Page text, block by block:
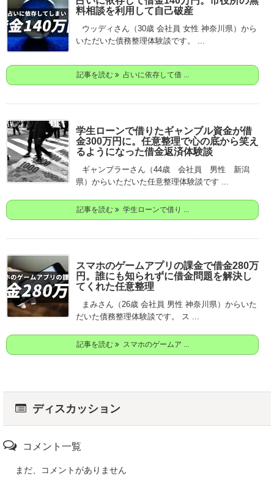
料相談を利用して自己破産
ウッディさん（30歳 会社員 女性 神奈川県）から
いただいた債務整理体験談です。 ...
記事を読む 占いに依存して借 ...
学生ローンで借りたギャンブル資金が借
金300万円に。任意整理で心の底から笑え
るようになった借金返済体験談
ギャンブラーさん（44歳 会社員 男性 新潟
県）からいただいた任意整理体験談です ...
記事を読む 学生ローンで借り ...
スマホのゲームアプリの課金で借金280万
円。誰にも知られずに借金問題を解決し
てくれた任意整理
まみさん（26歳 会社員 男性 神奈川県）からいた
だいた債務整理体験談です。 ス ...
記事を読む スマホのゲームア ...
ディスカッション
コメント一覧
まだ、コメントがありません